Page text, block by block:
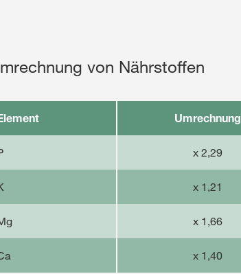
von Nährstoffen
Umrechnung
x 2,29
x 1,21
x 1,66
x 1,40